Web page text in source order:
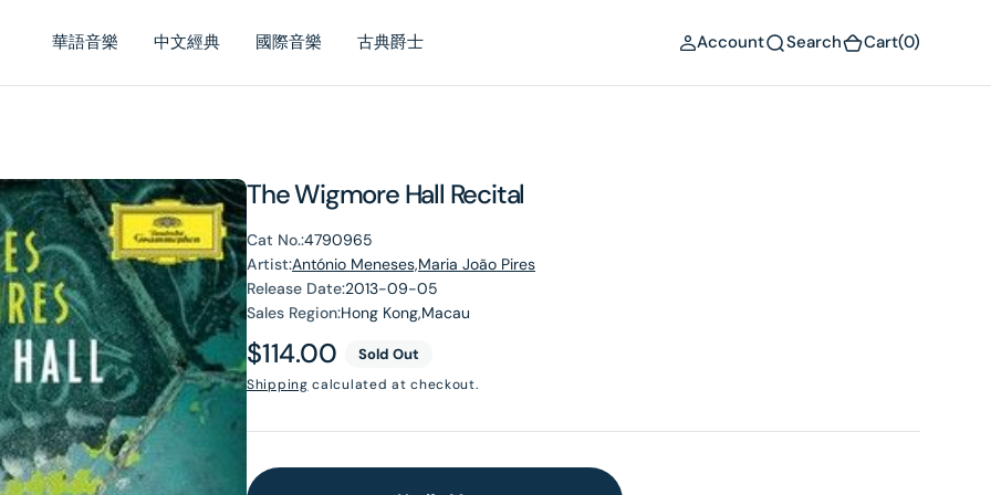
華語音樂 中文經典 國際音樂 古典爵士 Account Search Cart(0)
The Wigmore Hall Recital
Cat No.:4790965
Artist:António Meneses,Maria João Pires
Release Date:2013-09-05
Sales Region:Hong Kong,Macau
Regular
price
$114.00 Sold Out
Shipping calculated at checkout.